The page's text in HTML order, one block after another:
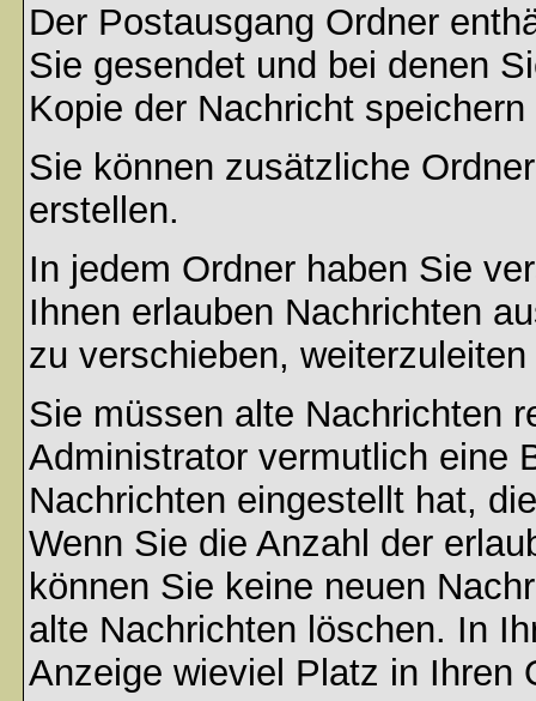
Der Postausgang Ordner
Sie gesendet und bei denen
Kopie der Nachricht
Sie können zusätzliche
erstellen.
In jedem Ordner haben Sie
Ihnen erlauben Nachrichten
zu verschieben,
Sie müssen alte Nachrichten
Administrator vermutlich eine
Nachrichten eingestellt hat,
Wenn Sie die Anzahl der
können Sie keine neuen
alte Nachrichten löschen. In
Anzeige wieviel Platz in Ihren